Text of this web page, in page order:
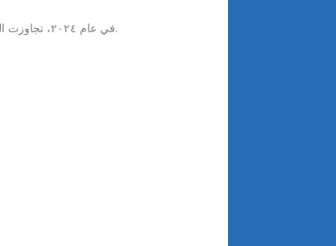
Oct 2, 2025 · في عام ٢٠٢٤، تجاوزت السعة المُركّبة لتخزين طاقة بطاريات التدفق السائل في الصين جيجاوات ساعة لأول مرة، لتصل إلى ١.٨١ جيجاوات ساعة.